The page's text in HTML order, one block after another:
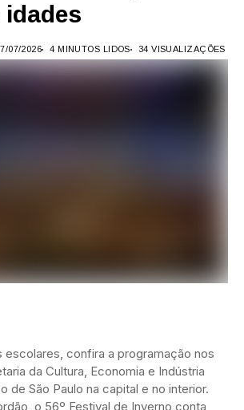
07/2026 4 MINUTOS LIDOS 34 VISUALIZAÇÕES
escolares, confira a programação nos
da Cultura, Economia e Indústria
de São Paulo na capital e no interior.
o 56º Festival de Inverno conta